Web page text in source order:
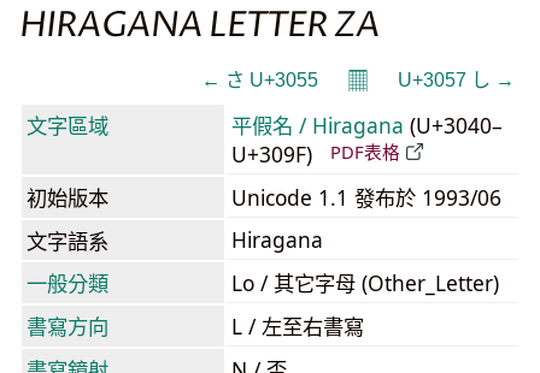
HIRAGANA LETTER ZA
← さ U+3055 𝄜 U+3057 し →
文字區域 平假名 / Hiragana (U+3040–
U+309F)
PDF表格
初始版本
Unicode 1.1 發布於 1993/06
文字語系
Hiragana
一般分類
Lo / 其它字母 (Other_Letter)
書寫方向
L / 左至右書寫